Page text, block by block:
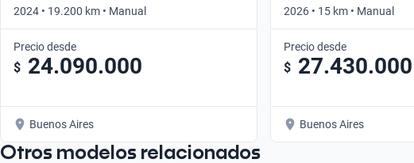
2024 • 19.200 km • Manual
Precio desde
$ 24.090.000
Buenos Aires
2026 • 15 km • Manual
Precio desde
$ 27.430.000
Buenos Aires
Otros modelos relacionados